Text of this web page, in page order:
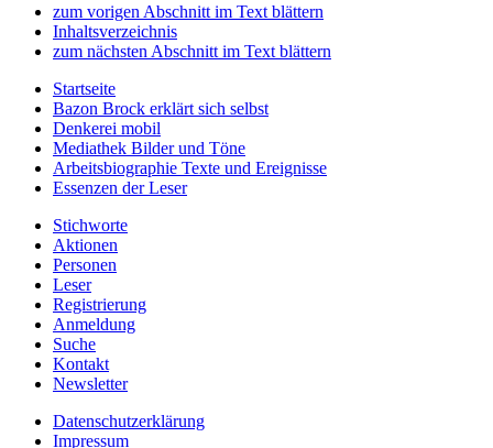
zum vorigen Abschnitt im Text blättern
Inhaltsverzeichnis
zum nächsten Abschnitt im Text blättern
Startseite
Bazon Brock erklärt sich selbst
Denkerei mobil
Mediathek Bilder und Töne
Arbeitsbiographie Texte und Ereignisse
Essenzen der Leser
Stichworte
Aktionen
Personen
Leser
Registrierung
Anmeldung
Suche
Kontakt
Newsletter
Datenschutzerklärung
Impressum